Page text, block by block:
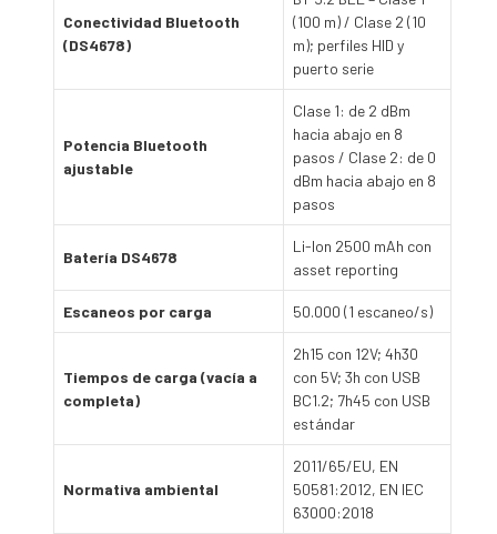
Conectividad Bluetooth
(DS4678)
(100 m) / Clase 2 (10
m); perfiles HID y
puerto serie
Potencia Bluetooth
ajustable
Clase 1: de 2 dBm
hacia abajo en 8
pasos / Clase 2: de 0
dBm hacia abajo en 8
pasos
Batería DS4678
Li-Ion 2500 mAh con
asset reporting
Escaneos por carga 50.000 (1 escaneo/s)
Tiempos de carga (vacía a
completa)
2h15 con 12V; 4h30
con 5V; 3h con USB
BC1.2; 7h45 con USB
estándar
Normativa ambiental
2011/65/EU, EN
50581:2012, EN IEC
63000:2018